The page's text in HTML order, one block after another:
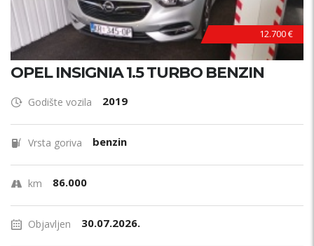
12.700 €
OPEL INSIGNIA 1.5 TURBO BENZIN
Godište vozila 2019
Vrsta goriva benzin
km 86.000
Objavljen 30.07.2026.